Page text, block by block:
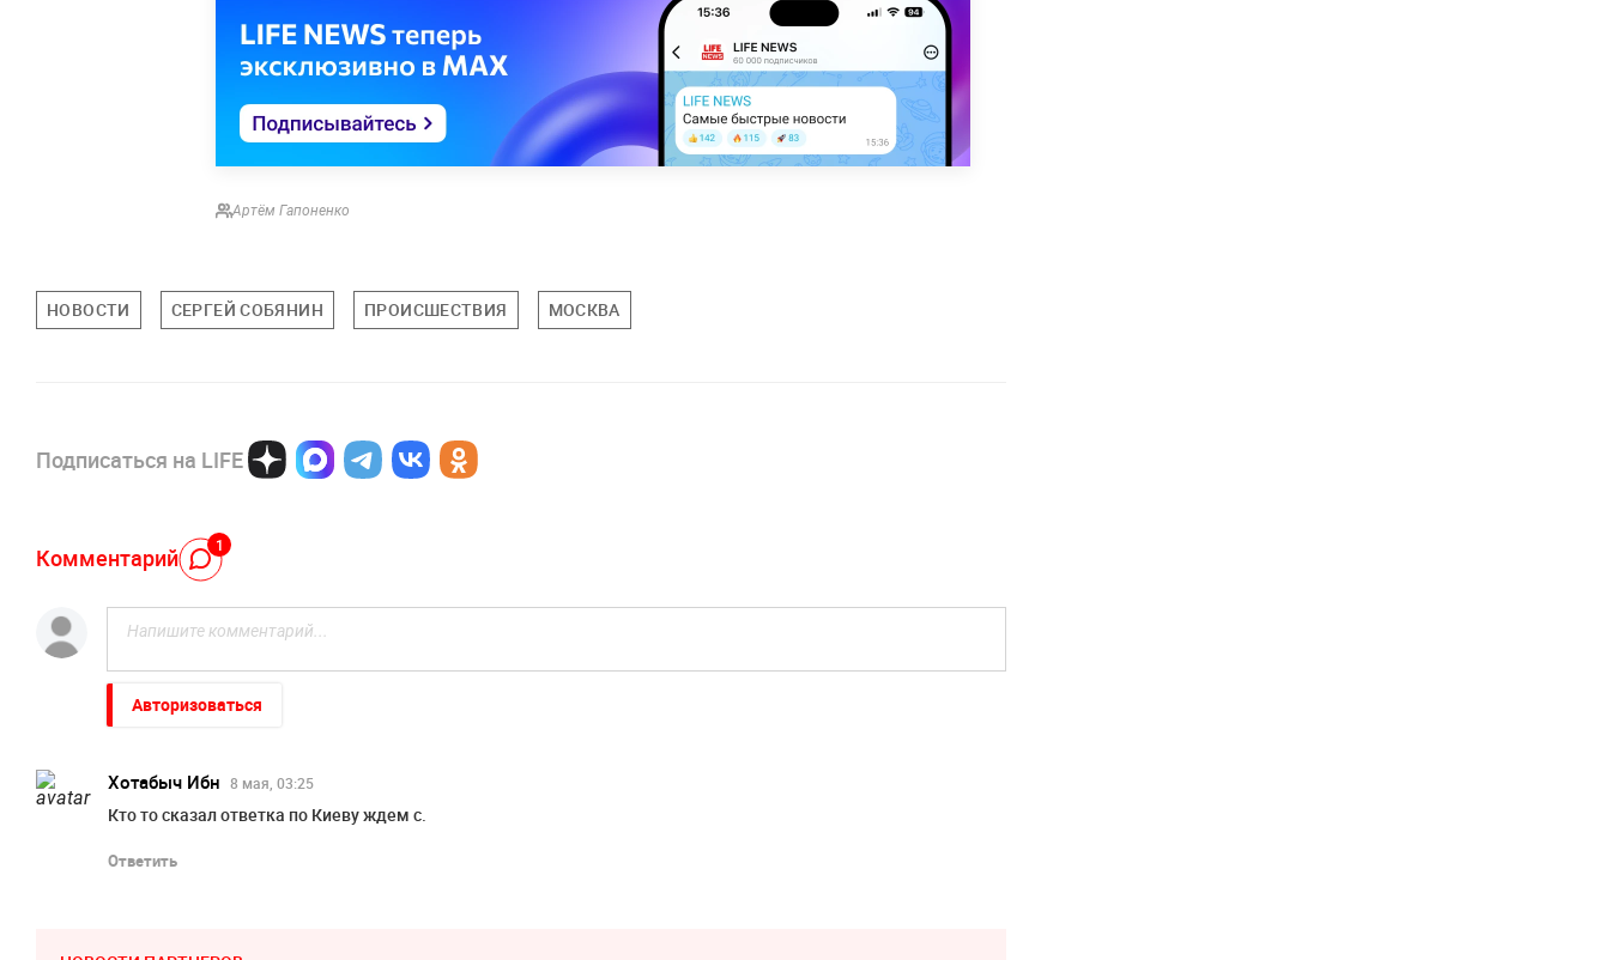
Артём Гапоненко
НОВОСТИ СЕРГЕЙ СОБЯНИН ПРОИСШЕСТВИЯ МОСКВА
Подписаться на LIFE
Комментарий 1
Авторизоваться
Хотабыч Ибн 8 мая, 03:25
Кто то сказал ответка по Киеву ждем с.
Ответить